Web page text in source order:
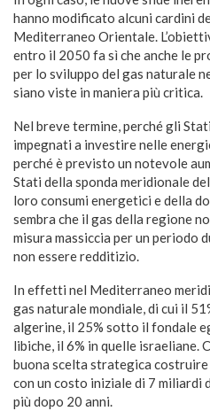
hanno modificato alcuni cardini
Mediterraneo Orientale.
entro il 2050 fa sì che anche le
per lo sviluppo del gas naturale
siano viste in maniera più critica.
Nel breve termine, perché gli
impegnati a investire nelle
perché è previsto un notevole
Stati della sponda meridionale
loro consumi energetici e della
sembra che il gas della regione
misura massiccia per un periodo
non essere redditizio.
In effetti nel Mediterraneo
gas naturale mondiale, di cui il
algerine, il 25% sotto il fondale
libiche, il 6% in quelle israeliane.
buona scelta strategica
con un costo iniziale di 7 miliardi
più dopo 20 anni.